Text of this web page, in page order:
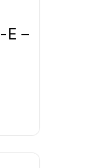
E –